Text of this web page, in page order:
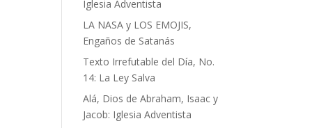
Iglesia Adventista
LA NASA y LOS EMOJIS,
Engaños de Satanás
Texto Irrefutable del Día, No.
14: La Ley Salva
Alá, Dios de Abraham, Isaac y
Jacob: Iglesia Adventista